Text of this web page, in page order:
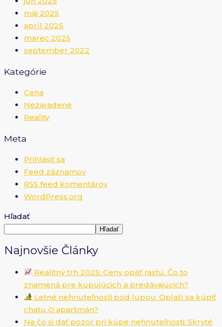
máj 2025
apríl 2025
marec 2025
september 2022
Kategórie
Cena
Nezaradené
Reality
Meta
Prihlásiť sa
Feed záznamov
RSS feed komentárov
WordPress.org
Hľadať
Hľadať
Najnovšie Články
Realitný trh 2025: Ceny opäť rastú. Čo to
znamená pre kupujúcich a predávajúcich?
Letné nehnuteľnosti pod lupou: Oplatí sa kúpiť
chatu či apartmán?
Na čo si dať pozor pri kúpe nehnuteľnosti: Skryté